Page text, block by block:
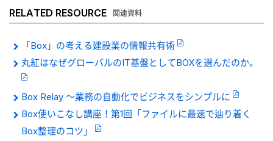
RELATED RESOURCE 関連資料
「Box」の考える建設業の情報共有術
丸紅はなぜグローバルのIT基盤としてBOXを選んだのか。
Box Relay 〜業務の自動化でビジネスをシンプルに
Box使いこなし講座！第1回「ファイルに最速で辿り着く
Box整理のコツ」